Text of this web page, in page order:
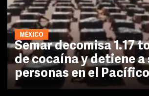
MÉXICO
Semar decomisa 1.17
de cocaína y detiene a
personas en el Pacífico